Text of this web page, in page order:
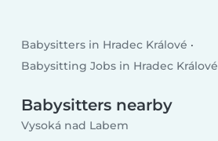
Babysitters in Hradec Králové
Babysitting Jobs in Hradec Králové
Babysitters nearby
Vysoká nad Labem